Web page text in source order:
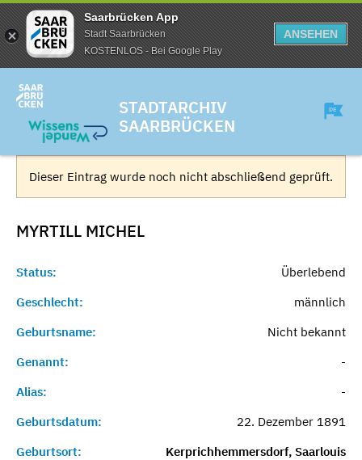
Saarbrücken App
Stadt Saarbrücken
KOSTENLOS - Bei Google Play
ANSEHEN
STADTARCHIV
SAARBRÜCKEN
Dieser Eintrag wurde noch nicht abschließend geprüft.
MYRTILL MICHEL
Status:
Überlebend
Geschlecht:
männlich
Geburtsname:
Nicht bekannt
Genannt:
-
Alias:
-
Geburtsdatum:
22. Dezember 1891
Geburtsort:
Kerprichhemmersdorf, Saarlouis